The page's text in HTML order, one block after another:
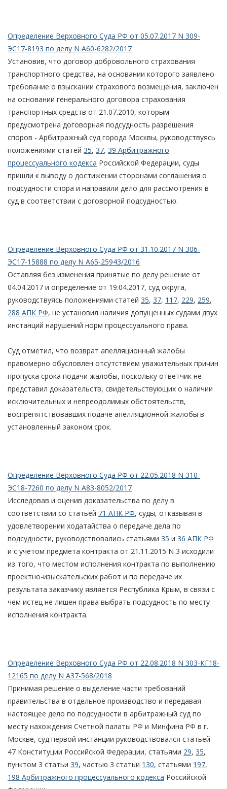
Определение Верховного Суда РФ от 05.07.2017 N 309-
ЭС17-8193 по делу N А60-6282/2017
Установив, что договор добровольного страхования
транспортного средства, на основании которого заявлено
требование о взыскании страхового возмещения, заключен
на основании генерального договора страхования
транспортных средств от 21.07.2010, которым
предусмотрена договорная подсудность разрешения
споров - Арбитражный суд города Москвы, руководствуясь
положениями статей 35, 37, 39 Арбитражного
процессуального кодекса Российской Федерации, суды
пришли к выводу о достижении сторонами соглашения о
подсудности спора и направили дело для рассмотрения в
суд в соответствии с договорной подсудностью.
Определение Верховного Суда РФ от 31.10.2017 N 306-
ЭС17-15888 по делу N А65-25943/2016
Оставляя без изменения принятые по делу решение от
04.04.2017 и определение от 19.04.2017, суд округа,
руководствуясь положениями статей 35, 37, 117, 229, 259,
288 АПК РФ, не установил наличия допущенных судами двух
инстанций нарушений норм процессуального права.
Суд отметил, что возврат апелляционный жалобы
правомерно обусловлен отсутствием уважительных причин
пропуска срока подачи жалобы, поскольку ответчик не
представил доказательств, свидетельствующих о наличии
исключительных и непреодолимых обстоятельств,
воспрепятствовавших подаче апелляционной жалобы в
установленный законом срок.
Определение Верховного Суда РФ от 22.05.2018 N 310-
ЭС18-7260 по делу N А83-8052/2017
Исследовав и оценив доказательства по делу в
соответствии со статьей 71 АПК РФ, суды, отказывая в
удовлетворении ходатайства о передаче дела по
подсудности, руководствовались статьями 35 и 36 АПК РФ
и с учетом предмета контракта от 21.11.2015 N 3 исходили
из того, что местом исполнения контракта по выполнению
проектно-изыскательских работ и по передаче их
результата заказчику является Республика Крым, в связи с
чем истец не лишен права выбрать подсудность по месту
исполнения контракта.
Определение Верховного Суда РФ от 22.08.2018 N 303-КГ18-
12165 по делу N А37-568/2018
Принимая решение о выделение части требований
правительства в отдельное производство и передавая
настоящее дело по подсудности в арбитражный суд по
месту нахождения Счетной палаты РФ и Минфина РФ в г.
Москве, суд первой инстанции руководствовался статьей
47 Конституции Российской Федерации, статьями 29, 35,
пунктом 3 статьи 39, частью 3 статьи 130, статьями 197,
198 Арбитражного процессуального кодекса Российской